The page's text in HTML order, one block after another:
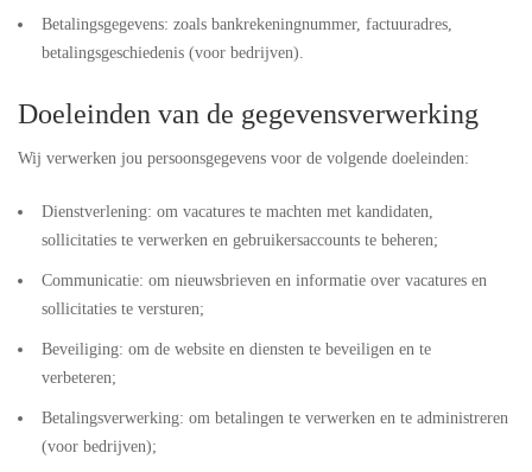
Betalingsgegevens: zoals bankrekeningnummer, factuuradres,
betalingsgeschiedenis (voor bedrijven).
Doeleinden van de gegevensverwerking
Wij verwerken jou persoonsgegevens voor de volgende doeleinden:
Dienstverlening: om vacatures te machten met kandidaten,
sollicitaties te verwerken en gebruikersaccounts te beheren;
Communicatie: om nieuwsbrieven en informatie over vacatures en
sollicitaties te versturen;
Beveiliging: om de website en diensten te beveiligen en te
verbeteren;
Betalingsverwerking: om betalingen te verwerken en te administreren
(voor bedrijven);